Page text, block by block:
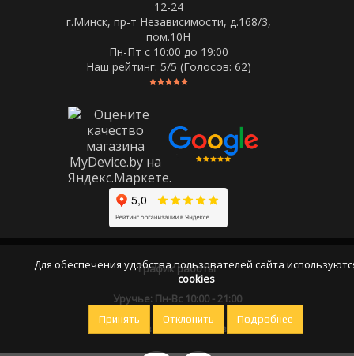
12-24
г.Минск, пр-т Независимости, д.168/3,
пом.10Н
Пн-Пт c 10:00 до 19:00
Наш рейтинг: 5/5 (Голосов: 62)
График работы
Уручье: Пн-Вс 10:00 - 21:00
Оставайтесь на связи
Для обеспечения удобства пользователей сайта
cookies
Принять Отклонить Подробнее